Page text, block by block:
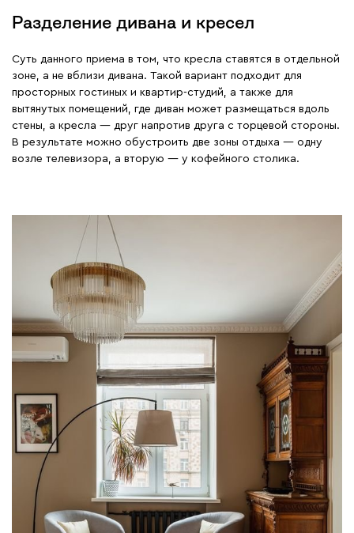
Разделение дивана и кресел
Суть данного приема в том, что кресла ставятся в отдельной
зоне, а не вблизи дивана. Такой вариант подходит для
просторных гостиных и квартир-студий, а также для
вытянутых помещений, где диван может размещаться вдоль
стены, а кресла — друг напротив друга с торцевой стороны.
В результате можно обустроить две зоны отдыха — одну
возле телевизора, а вторую — у кофейного столика.